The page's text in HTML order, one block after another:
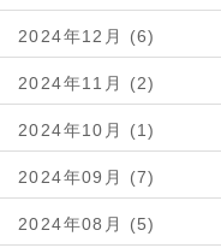
2024年12月 (6)
2024年11月 (2)
2024年10月 (1)
2024年09月 (7)
2024年08月 (5)